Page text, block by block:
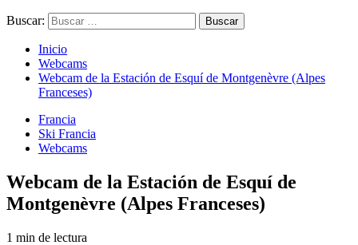
Buscar:
Inicio
Webcams
Webcam de la Estación de Esquí de Montgenèvre (Alpes
Franceses)
Francia
Ski Francia
Webcams
Webcam de la Estación de Esquí de
Montgenèvre (Alpes Franceses)
1 min de lectura